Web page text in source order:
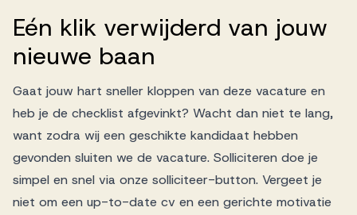
Eén klik verwijderd van jouw
nieuwe baan
Gaat jouw hart sneller kloppen van deze vacature en
heb je de checklist afgevinkt? Wacht dan niet te lang,
want zodra wij een geschikte kandidaat hebben
gevonden sluiten we de vacature. Solliciteren doe je
simpel en snel via onze solliciteer-button. Vergeet je
niet om een up-to-date cv en een gerichte motivatie